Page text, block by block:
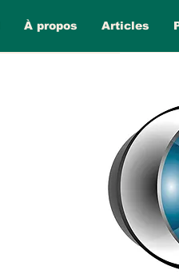
À propos Articles